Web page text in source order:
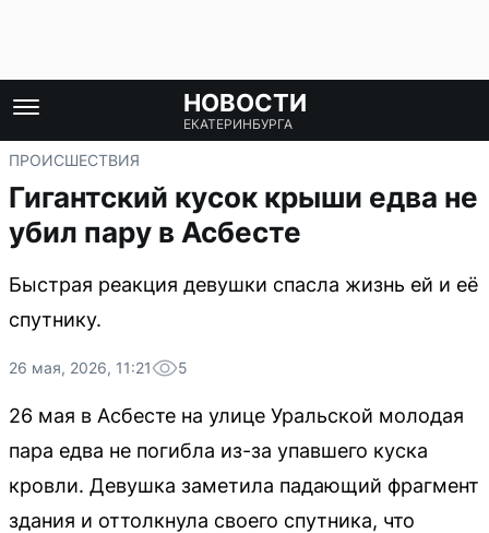
НОВОСТИ
ЕКАТЕРИНБУРГА
ПРОИСШЕСТВИЯ
Гигантский кусок крыши едва не
убил пару в Асбесте
Быстрая реакция девушки спасла жизнь ей и её
спутнику.
26 мая, 2026, 11:21 5
26 мая в Асбесте на улице Уральской молодая
пара едва не погибла из-за упавшего куска
кровли. Девушка заметила падающий фрагмент
здания и оттолкнула своего спутника, что